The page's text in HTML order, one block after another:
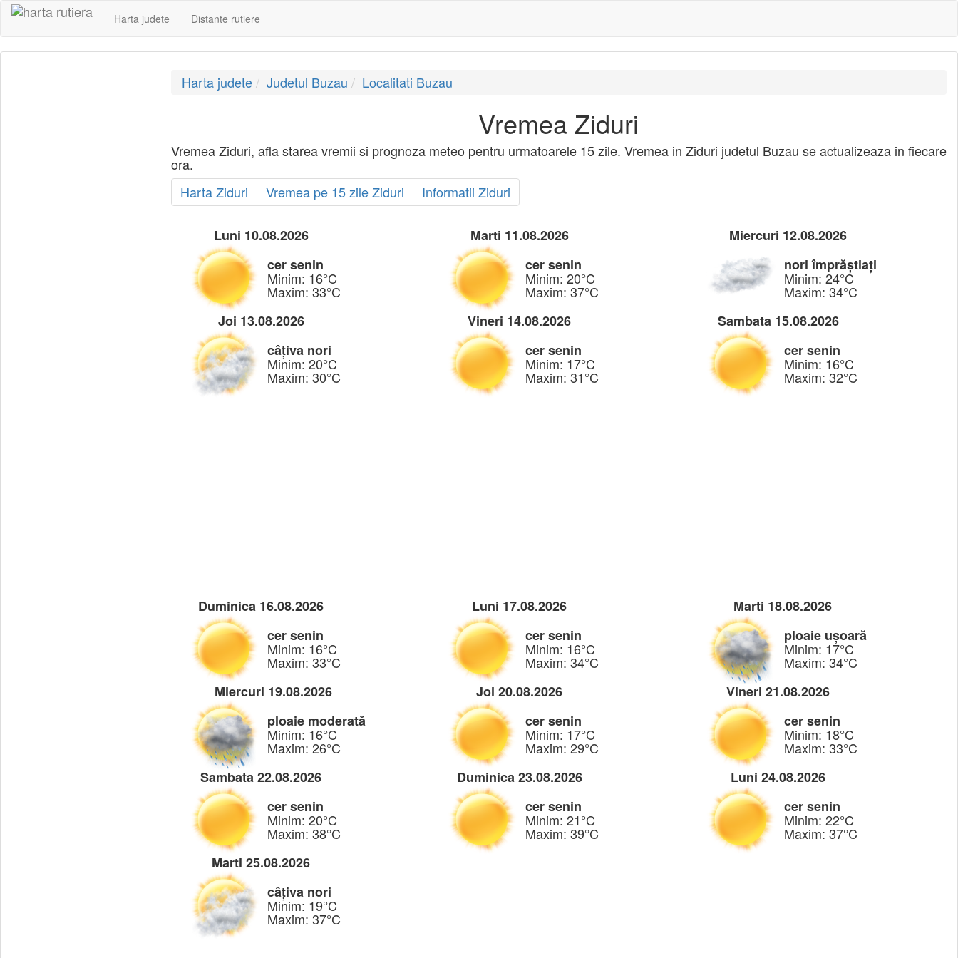
Harta judete Distante rutiere
Harta judete Judetul Buzau Localitati Buzau
Vremea Ziduri
Vremea Ziduri, afla starea vremii si prognoza meteo pentru urmatoarele 15 zile. Vremea in Ziduri judetul Buzau se actualizeaza in fiecare
ora.
Harta Ziduri
Vremea pe 15 zile Ziduri Informatii Ziduri
Luni 10.08.2026
cer senin
Minim: 16°C
Maxim: 33°C
Marti 11.08.2026
cer senin
Minim: 20°C
Maxim: 37°C
Miercuri 12.08.2026
nori împrăștiați
Minim: 24°C
Maxim: 34°C
Joi 13.08.2026
câțiva nori
Minim: 20°C
Maxim: 30°C
Vineri 14.08.2026
cer senin
Minim: 17°C
Maxim: 31°C
Sambata 15.08.2026
cer senin
Minim: 16°C
Maxim: 32°C
Duminica 16.08.2026
cer senin
Minim: 16°C
Maxim: 33°C
Luni 17.08.2026
cer senin
Minim: 16°C
Maxim: 34°C
Marti 18.08.2026
ploaie ușoară
Minim: 17°C
Maxim: 34°C
Miercuri 19.08.2026
ploaie moderată
Minim: 16°C
Maxim: 26°C
Joi 20.08.2026
cer senin
Minim: 17°C
Maxim: 29°C
Vineri 21.08.2026
cer senin
Minim: 18°C
Maxim: 33°C
Sambata 22.08.2026
cer senin
Minim: 20°C
Maxim: 38°C
Duminica 23.08.2026
cer senin
Minim: 21°C
Maxim: 39°C
Luni 24.08.2026
cer senin
Minim: 22°C
Maxim: 37°C
Marti 25.08.2026
câțiva nori
Minim: 19°C
Maxim: 37°C